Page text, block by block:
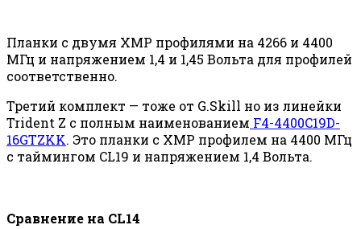
Планки с двумя XMP профилями на 4266 и 4400
МГц и напряжением 1,4 и 1,45 Вольта для профилей
соответственно.
Третий комплект — тоже от G.Skill но из линейки
Trident Z с полным наименованием F4-4400C19D-
16GTZKK. Это планки с XMP профилем на 4400 МГц
с таймингом CL19 и напряжением 1,4 Вольта.
Сравнение на CL14